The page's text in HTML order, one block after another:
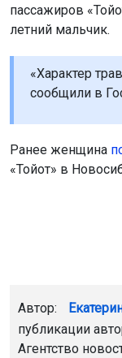
пассажиров
летний мальчик.
«Характер
сообщили в
Ранее женщина
«Тойот» в
Автор:
публикации
Агентство